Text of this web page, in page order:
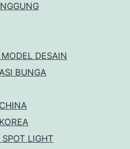
DESAIN
BUNGA
LIGHT